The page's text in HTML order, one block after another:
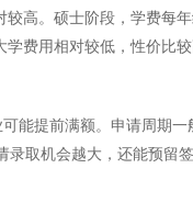
高。硕士阶段，学费每
费用相对较低，性价比较
能提前满额。申请周期
取机会越大，还能预留